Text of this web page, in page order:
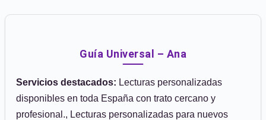
Guía Universal – Ana
Servicios destacados: Lecturas personalizadas
disponibles en toda España con trato cercano y
profesional., Lecturas personalizadas para nuevos